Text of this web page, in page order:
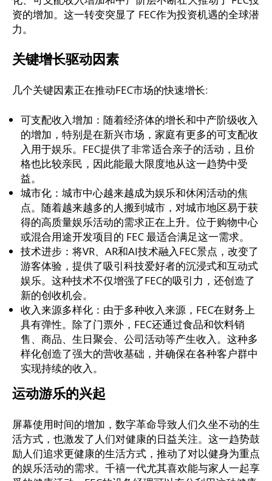
资的增加。这一转变突显了 FEC作为投资机遇的全球潜
力。
关键增长驱动因素
几个关键因素正在推动FEC市场的快速增长:
可支配收入增加：随着经济体的增长和中产阶级收入
的增加，特别是在新兴市场，家庭有更多的可支配收
入用于娱乐。FEC提供了非常适合亲子的活动，且价
格也比较亲民，因此能最大限度地从这一趋势中受
益。
城市化：城市中心越来越成为娱乐和休闲活动的焦
点。随着越来越多的人搬到城市，对城市地区易于获
得的高质量娱乐活动的需求正在上升。位于购物中心
或混合用途开发项目的 FEC 最适合满足这一需求。
技术进步：将VR、AR和AI技术融入FEC景点，改变了
游客体验，提供了吸引科技爱好者的沉浸式和互动式
娱乐。这种技术不仅增强了FEC的吸引力，还创造了
新的创收机会。
收入来源多样化：由于多种收入来源，FEC在财务上
具有弹性。除了门票外，FEC还通过食品和饮料销
售、商品、生日聚会、公司活动等产生收入。这种多
样化创造了强大的营收基础，并确保在各种客户群中
实现持续的收入。
运动游乐的兴起
屏幕使用时间的增加，数字革命导致人们久坐不动的生
活方式，也激发了人们对健康的日益关注。这一趋势鼓
励人们追求更健康的生活方式，推动了对以健身为重点
的娱乐活动的需求。千禧一代尤其喜欢能与家人一起享